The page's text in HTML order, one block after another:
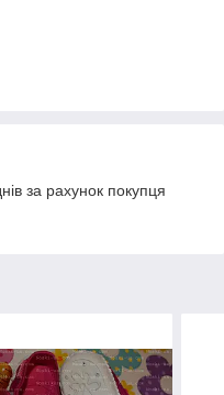
за рахунок покупця